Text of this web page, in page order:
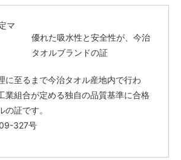
優れた吸水性と安全性が、今治
タオルブランドの証
に至るまで今治タオル産地内で行わ
業組合が定める独自の品質基準に合格
の証です。
327号